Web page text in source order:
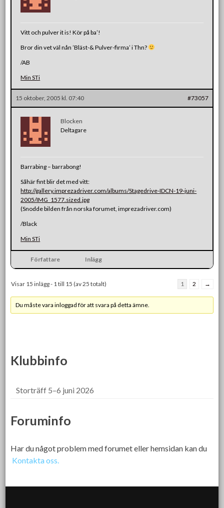
Vitt och pulver it is! Kör på ba’!
Bror din vet väl nån ’Bläst-& Pulver-firma’ i Thn?
/AB
Min STi
15 oktober, 2005 kl. 07:40 #73057
Blocken
Deltagare
Barrabing – barrabong!
Såhär fint blir det med vitt:
http://gallery.imprezadriver.com/albums/Stagedrive-IDCN-19-juni-
2005/IMG_1577.sized.jpg
(Snodde bilden från norska forumet, imprezadriver.com)
/Black
Min STi
Författare Inlägg
Visar 15 inlägg - 1 till 15 (av 25 totalt) 1 2 →
Du måste vara inloggad för att svara på detta ämne.
Klubbinfo
Storträff 5–6 juni 2026
Foruminfo
Har du något problem med forumet eller hemsidan kan du
Kontakta oss.